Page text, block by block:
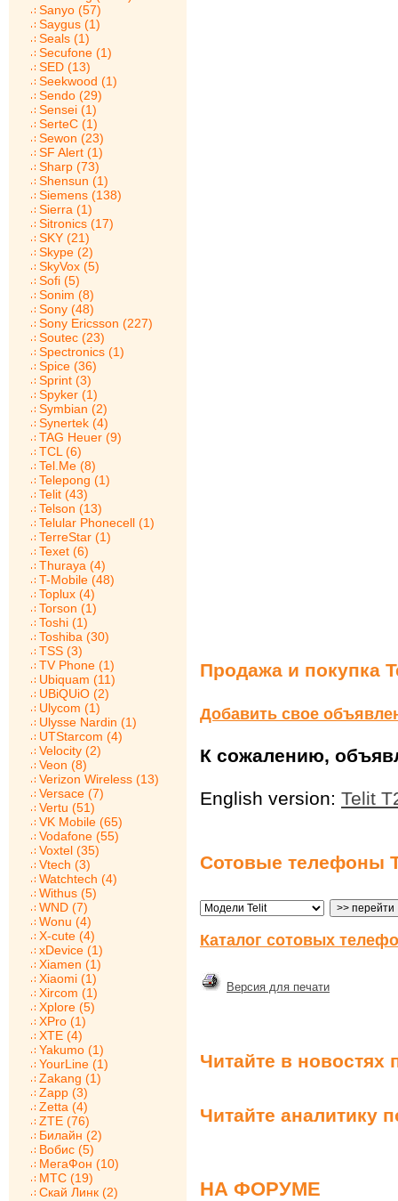
Sanyo (57)
Saygus (1)
Seals (1)
Secufone (1)
SED (13)
Seekwood (1)
Sendo (29)
Sensei (1)
SerteC (1)
Sewon (23)
SF Alert (1)
Sharp (73)
Shensun (1)
Siemens (138)
Sierra (1)
Sitronics (17)
SKY (21)
Skype (2)
SkyVox (5)
Sofi (5)
Sonim (8)
Sony (48)
Sony Ericsson (227)
Soutec (23)
Spectronics (1)
Spice (36)
Sprint (3)
Spyker (1)
Symbian (2)
Synertek (4)
TAG Heuer (9)
TCL (6)
Tel.Me (8)
Telepong (1)
Telit (43)
Telson (13)
Telular Phonecell (1)
TerreStar (1)
Texet (6)
Thuraya (4)
T-Mobile (48)
Toplux (4)
Torson (1)
Toshi (1)
Toshiba (30)
TSS (3)
TV Phone (1)
Ubiquam (11)
UBiQUiO (2)
Ulycom (1)
Ulysse Nardin (1)
UTStarcom (4)
Velocity (2)
Veon (8)
Verizon Wireless (13)
Versace (7)
Vertu (51)
VK Mobile (65)
Vodafone (55)
Voxtel (35)
Vtech (3)
Watchtech (4)
Withus (5)
WND (7)
Wonu (4)
X-cute (4)
xDevice (1)
Xiamen (1)
Xiaomi (1)
Xircom (1)
Xplore (5)
XPro (1)
XTE (4)
Yakumo (1)
YourLine (1)
Zakang (1)
Zapp (3)
Zetta (4)
ZTE (76)
Билайн (2)
Вобис (5)
МегаФон (10)
МТС (19)
Скай Линк (2)
Продажа и покупка
Добавить свое
К сожалению,
English version: Telit
Сотовые телефоны
Каталог сотовых
Версия для печати
Читайте в новостях
Читайте аналитику
НА ФОРУМЕ